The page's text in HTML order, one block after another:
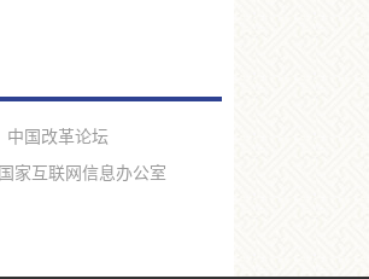
中国改革论坛
国家互联网信息办公室